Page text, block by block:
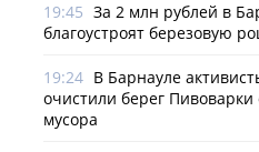
19:45 За 2 млн рублей в
благоустроят березовую
19:24 В Барнауле
очистили берег Пивоварки
мусора